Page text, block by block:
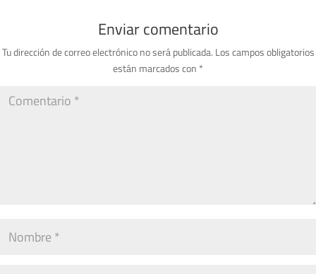
Enviar comentario
Tu dirección de correo electrónico no será publicada. Los campos obligatorios
están marcados con *